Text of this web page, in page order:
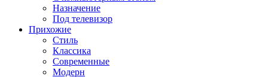
Назначение
Под телевизор
Прихожие
Стиль
Классика
Современные
Модерн